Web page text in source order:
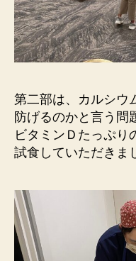
第二部は、カルシウ
防げるのかと言う問
ビタミンＤたっぷり
試食していただきま